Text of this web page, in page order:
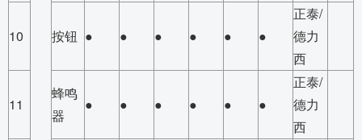
10 按钮 ● ● ● ● ● ●
正泰/
德力
西
11
蜂鸣
器
● ● ● ● ● ●
正泰/
德力
西